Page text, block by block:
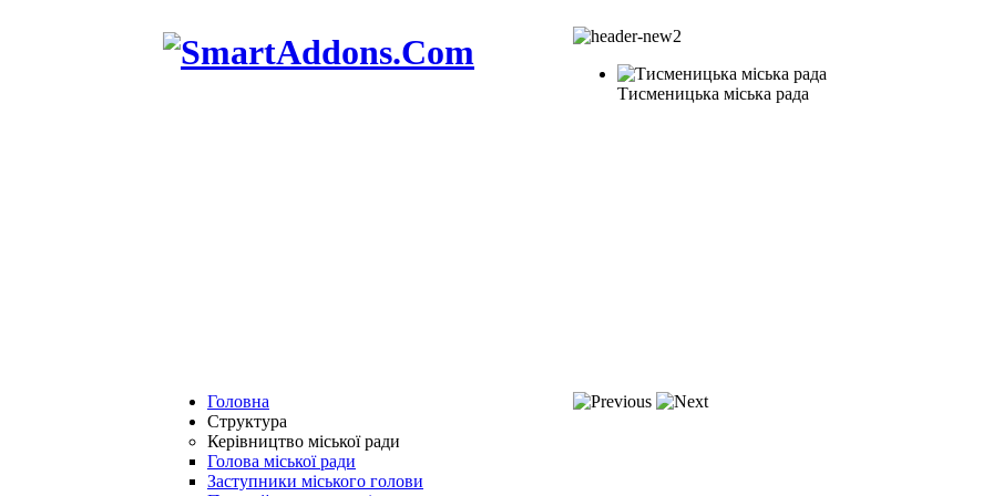
Тисменицька міська рада
Головна
Структура
Керівництво міської ради
Голова міської ради
Заступники міського голови